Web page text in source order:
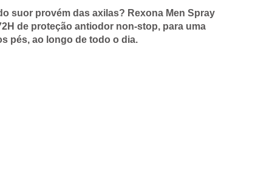
suor provém das axilas? Rexona Men Spray
de proteção antiodor non-stop, para uma
pés, ao longo de todo o dia.